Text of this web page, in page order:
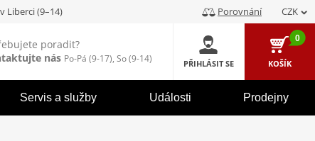
v Liberci (9–14) Porovnání CZK
poradit?
nás Po-Pá (9-17), So (9-14) PŘIHLÁSIT SE
0
KOŠÍK
Servis a služby Události Prodejny